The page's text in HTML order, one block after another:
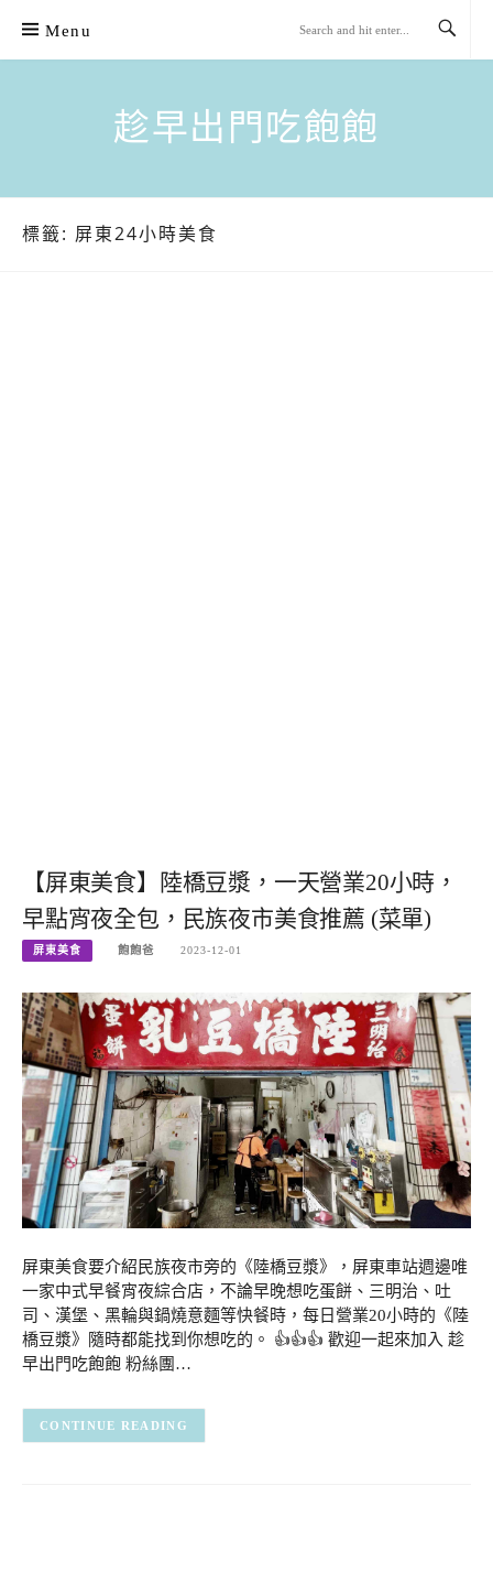
content
Menu
趁早出門吃飽飽
標籤: 屏東24小時美食
【屏東美食】陸橋豆漿，一天營業20小時，
早點宵夜全包，民族夜市美食推薦 (菜單)
屏東美食 飽飽爸 2023-12-01
屏東美食要介紹民族夜市旁的《陸橋豆漿》，屏東車站週邊唯
一家中式早餐宵夜綜合店，不論早晚想吃蛋餅、三明治、吐
司、漢堡、黑輪與鍋燒意麵等快餐時，每日營業20小時的《陸
橋豆漿》隨時都能找到你想吃的。 👍👍👍 歡迎一起來加入 趁
早出門吃飽飽 粉絲團…
CONTINUE READING